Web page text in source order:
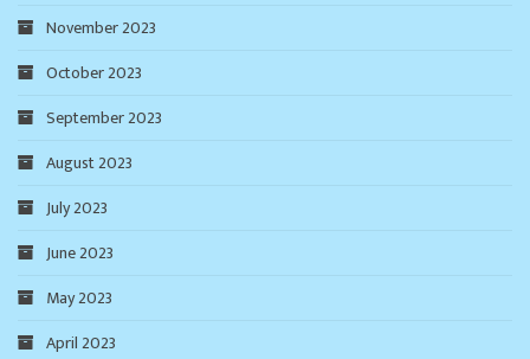
November 2023
October 2023
September 2023
August 2023
July 2023
June 2023
May 2023
April 2023